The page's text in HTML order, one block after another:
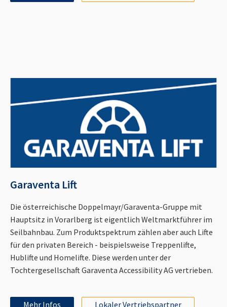
Garaventa Lift
Die österreichische Doppelmayr/Garaventa-Gruppe mit
Hauptsitz in Vorarlberg ist eigentlich Weltmarktführer im
Seilbahnbau. Zum Produktspektrum zählen aber auch Lifte
für den privaten Bereich - beispielsweise Treppenlifte,
Hublifte und Homelifte. Diese werden unter der
Tochtergesellschaft Garaventa Accessibility AG vertrieben.
Mehr Infos Lokaler Vertriebspartner